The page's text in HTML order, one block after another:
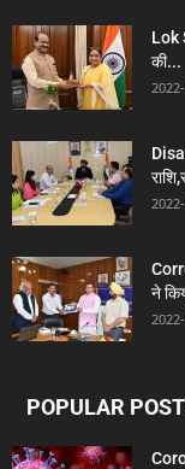
Lok
की...
ने
POPULAR